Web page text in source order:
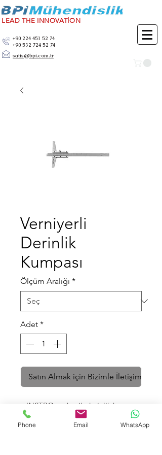
LEAD THE INNOVATİON
+90 224 451 52 74
+90 532 724 52 74
satis@bpi.com.tr
Verniyerli
Derinlik
Kumpası
Ölçüm Aralığı *
Adet *
Satın Almak için Bizimle İletişime
• INSTRO mekanik derinlik kumpası
• DIN 862 normuna uygun
• Paslanmaz çelik
Phone Email WhatsApp